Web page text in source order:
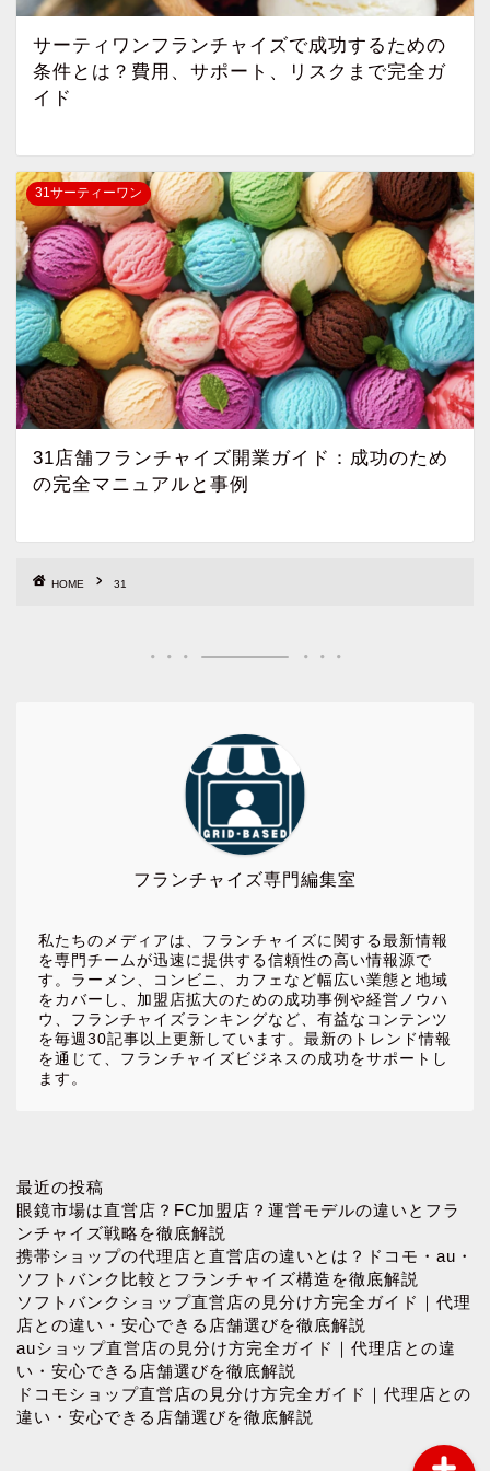
サーティワンフランチャイズで成功するための
条件とは？費用、サポート、リスクまで完全ガ
イド
31サーティーワン
31店舗フランチャイズ開業ガイド：成功のため
の完全マニュアルと事例
HOME 31
フランチャイズ専門編集室
私たちのメディアは、フランチャイズに関する最新情報
を専門チームが迅速に提供する信頼性の高い情報源で
す。ラーメン、コンビニ、カフェなど幅広い業態と地域
をカバーし、加盟店拡大のための成功事例や経営ノウハ
ウ、フランチャイズランキングなど、有益なコンテンツ
を毎週30記事以上更新しています。最新のトレンド情報
を通じて、フランチャイズビジネスの成功をサポートし
ます。
最近の投稿
眼鏡市場は直営店？FC加盟店？運営モデルの違いとフラ
ンチャイズ戦略を徹底解説
携帯ショップの代理店と直営店の違いとは？ドコモ・au・
ソフトバンク比較とフランチャイズ構造を徹底解説
ソフトバンクショップ直営店の見分け方完全ガイド｜代理
店との違い・安心できる店舗選びを徹底解説
auショップ直営店の見分け方完全ガイド｜代理店との違
い・安心できる店舗選びを徹底解説
ドコモショップ直営店の見分け方完全ガイド｜代理店との
違い・安心できる店舗選びを徹底解説
お問い合わせ
プロフィール
プライバシーポリシー